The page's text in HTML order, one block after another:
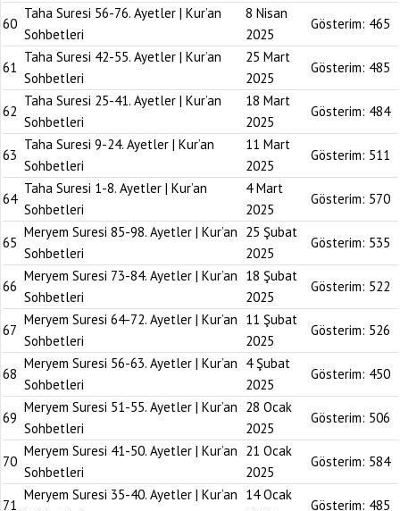
60
Taha Suresi 56-76. Ayetler | Kur’an
Sohbetleri
8 Nisan
2025
Gösterim: 465
61
Taha Suresi 42-55. Ayetler | Kur’an
Sohbetleri
25 Mart
2025
Gösterim: 485
62
Taha Suresi 25-41. Ayetler | Kur’an
Sohbetleri
18 Mart
2025
Gösterim: 484
63
Taha Suresi 9-24. Ayetler | Kur’an
Sohbetleri
11 Mart
2025
Gösterim: 511
64
Taha Suresi 1-8. Ayetler | Kur’an
Sohbetleri
4 Mart
2025
Gösterim: 570
65
Meryem Suresi 85-98. Ayetler | Kur’an
Sohbetleri
25 Şubat
2025
Gösterim: 535
66
Meryem Suresi 73-84. Ayetler | Kur’an
Sohbetleri
18 Şubat
2025
Gösterim: 522
67
Meryem Suresi 64-72. Ayetler | Kur’an
Sohbetleri
11 Şubat
2025
Gösterim: 526
68
Meryem Suresi 56-63. Ayetler | Kur’an
Sohbetleri
4 Şubat
2025
Gösterim: 450
69
Meryem Suresi 51-55. Ayetler | Kur’an
Sohbetleri
28 Ocak
2025
Gösterim: 506
70
Meryem Suresi 41-50. Ayetler | Kur’an
Sohbetleri
21 Ocak
2025
Gösterim: 584
71
Meryem Suresi 35-40. Ayetler | Kur’an 14 Ocak
Gösterim: 485